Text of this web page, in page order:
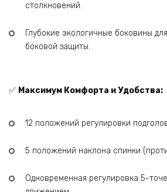
столкновений.
Глубокие экологичные боковины
боковой защиты.
✅ Максимум Комфорта и Удобства:
12 положений регулировки
5 положений наклона спинки
Одновременная регулировка 5-